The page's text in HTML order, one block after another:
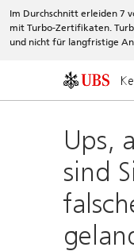
Im Durchschnitt erleiden 7
mit Turbo-Zertifikaten.
und nicht für langfristige
Ups,
sind